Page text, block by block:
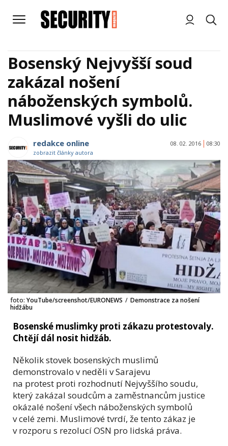
Bosenský Nejvyšší soud
zakázal nošení
náboženských symbolů.
Muslimové vyšli do ulic
redakce online
zobrazit články autora
08. 02. 2016 08:30
foto: YouTube/screenshot/EURONEWS / Demonstrace za nošení
hidžábu
Bosenské muslimky proti zákazu protestovaly.
Chtějí dál nosit hidžáb.
Několik stovek bosenských muslimů
demonstrovalo v neděli v Sarajevu
na protest proti rozhodnutí Nejvyššího soudu,
který zakázal soudcům a zaměstnancům justice
okázalé nošení všech náboženských symbolů
v celé zemi. Muslimové tvrdí, že tento zákaz je
v rozporu s rezolucí OSN pro lidská práva.